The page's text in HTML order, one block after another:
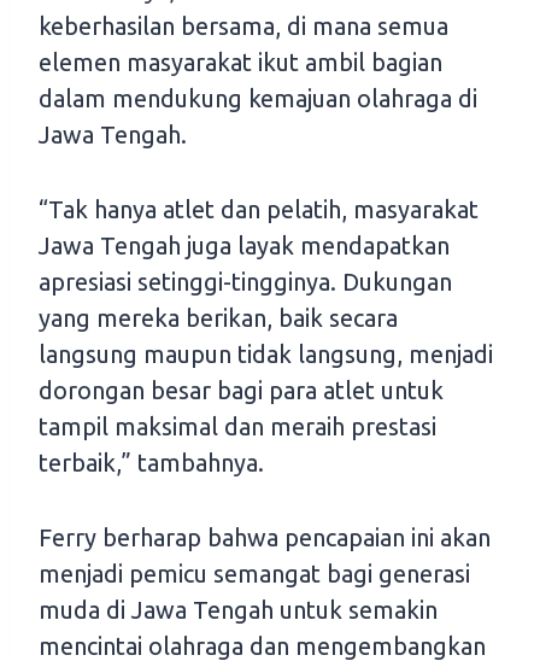
keberhasilan bersama, di mana semua
elemen masyarakat ikut ambil bagian
dalam mendukung kemajuan olahraga di
Jawa Tengah.
“Tak hanya atlet dan pelatih, masyarakat
Jawa Tengah juga layak mendapatkan
apresiasi setinggi-tingginya. Dukungan
yang mereka berikan, baik secara
langsung maupun tidak langsung, menjadi
dorongan besar bagi para atlet untuk
tampil maksimal dan meraih prestasi
terbaik,” tambahnya.
Ferry berharap bahwa pencapaian ini akan
menjadi pemicu semangat bagi generasi
muda di Jawa Tengah untuk semakin
mencintai olahraga dan mengembangkan